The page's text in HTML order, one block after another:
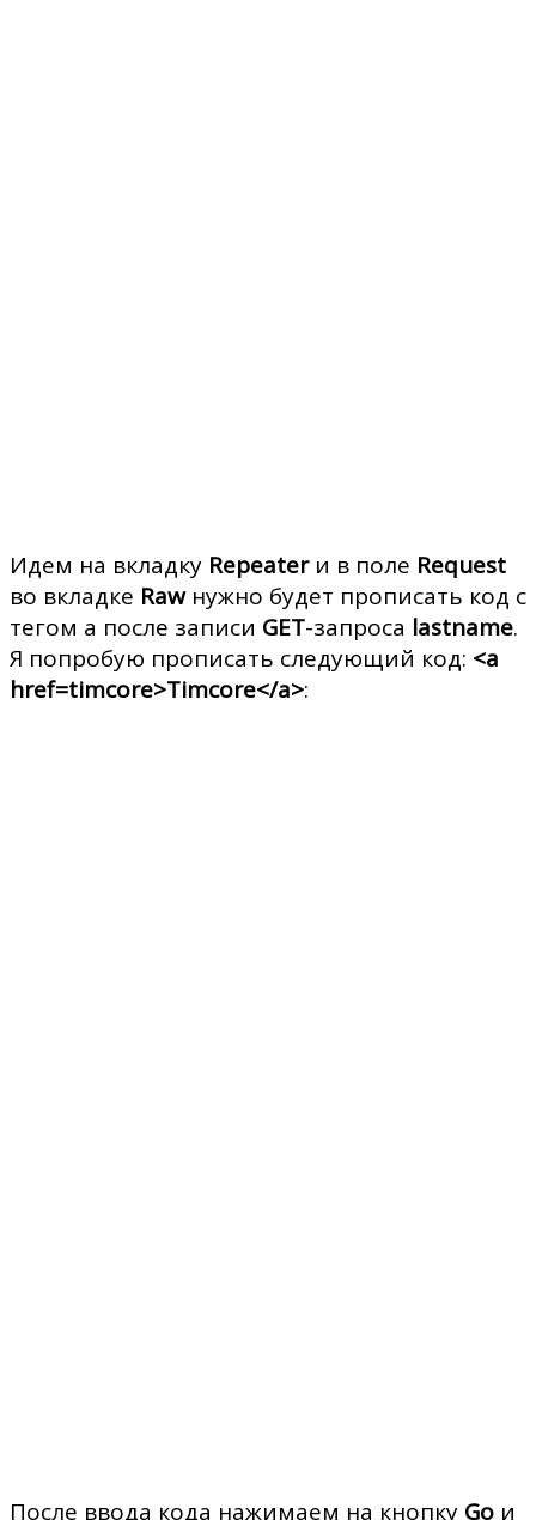
Идем на вкладку Repeaterи в поле Request
во вкладке Rawнужно будет прописать код с
тегом a после записи GET-запроса lastname.
Я попробую прописать следующий код: <a
href=timcore>Timcore</a>:
После ввода кода нажимаем на кнопку Go и